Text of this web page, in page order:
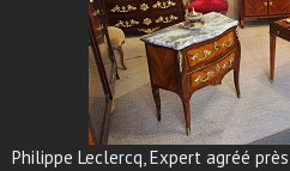
Philippe Leclercq, Expert agréé